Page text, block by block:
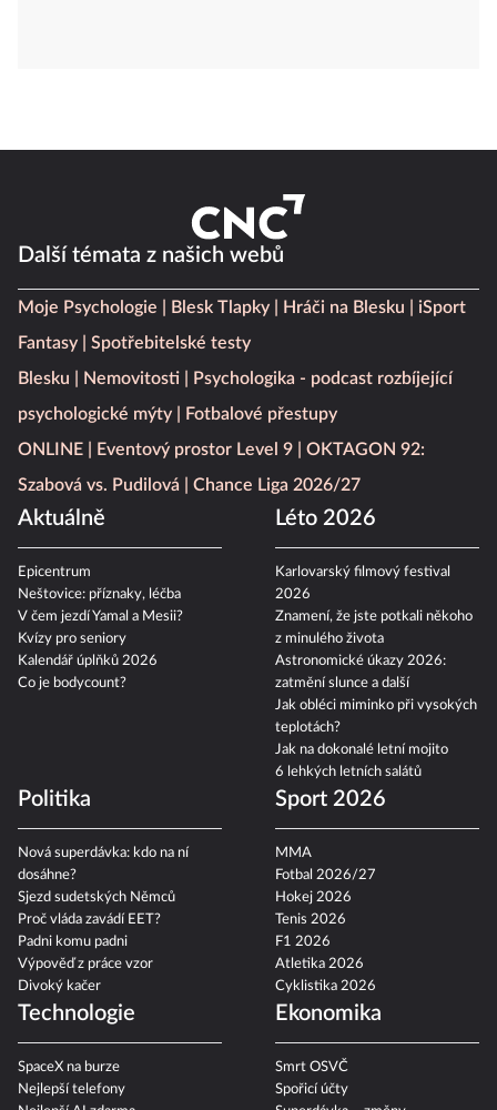
Další témata z našich webů
Moje Psychologie Blesk Tlapky Hráči na Blesku
iSport
Fantasy
Spotřebitelské testy
Blesku
Nemovitosti
Psychologika - podcast rozbíjející
psychologické mýty
Fotbalové přestupy
ONLINE
Eventový prostor Level 9
OKTAGON 92:
Szabová vs. Pudilová
Chance Liga 2026/27
Aktuálně
Epicentrum
Neštovice: příznaky, léčba
V čem jezdí Yamal a Mesii?
Kvízy pro seniory
Kalendář úplňků 2026
Co je bodycount?
Léto 2026
Karlovarský filmový festival
2026
Znamení, že jste potkali někoho
z minulého života
Astronomické úkazy 2026:
zatmění slunce a další
Jak obléci miminko při vysokých
teplotách?
Jak na dokonalé letní mojito
6 lehkých letních salátů
Politika
Nová superdávka: kdo na ní
dosáhne?
Sjezd sudetských Němců
Proč vláda zavádí EET?
Padni komu padni
Výpověď z práce vzor
Divoký kačer
Sport 2026
MMA
Fotbal 2026/27
Hokej 2026
Tenis 2026
F1 2026
Atletika 2026
Cyklistika 2026
Technologie
SpaceX na burze
Nejlepší telefony
Ekonomika
Smrt OSVČ
Spořicí účty